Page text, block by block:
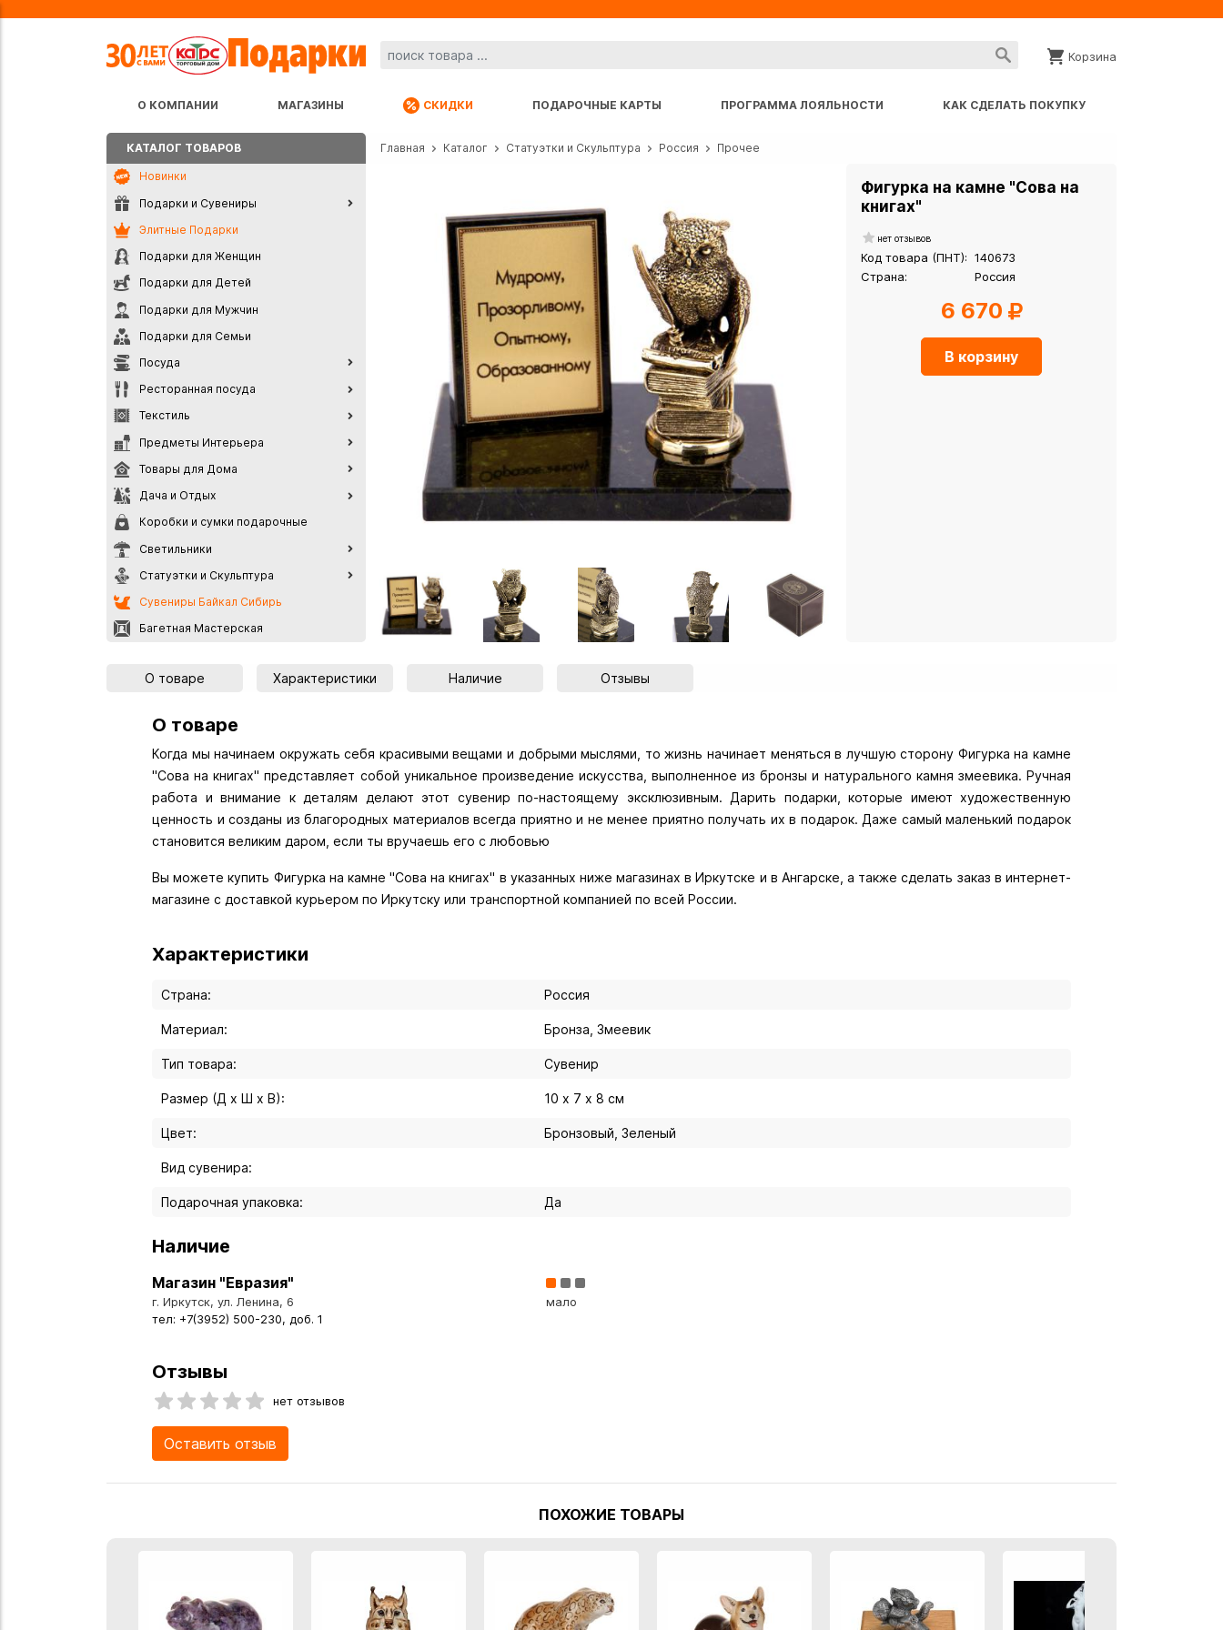
Корзина
О КОМПАНИИ МАГАЗИНЫ СКИДКИ ПОДАРОЧНЫЕ КАРТЫ ПРОГРАММА ЛОЯЛЬНОСТИ КАК СДЕЛАТЬ ПОКУПКУ
КАТАЛОГ ТОВАРОВ
Новинки
Подарки и Сувениры
Элитные Подарки
Подарки для Женщин
Подарки для Детей
Подарки для Мужчин
Подарки для Семьи
Посуда
Ресторанная посуда
Текстиль
Предметы Интерьера
Товары для Дома
Дача и Отдых
Коробки и сумки подарочные
Светильники
Статуэтки и Скульптура
Сувениры Байкал Сибирь
Багетная Мастерская
Главная Каталог Статуэтки и Скульптура Россия Прочее
Фигурка на камне "Сова на
книгах"
нет отзывов
Код товара (ПНТ): 140673
Страна:
Россия
6 670
В корзину
О товаре Характеристики Наличие Отзывы
О товаре
Когда мы начинаем окружать себя красивыми вещами и добрыми мыслями, то жизнь начинает меняться в лучшую сторону Фигурка на камне
"Сова на книгах" представляет собой уникальное произведение искусства, выполненное из бронзы и натурального камня змеевика. Ручная
работа и внимание к деталям делают этот сувенир по-настоящему эксклюзивным. Дарить подарки, которые имеют художественную
ценность и созданы из благородных материалов всегда приятно и не менее приятно получать их в подарок. Даже самый маленький подарок
становится великим даром, если ты вручаешь его с любовью
Вы можете купить Фигурка на камне "Сова на книгах" в указанных ниже магазинах в Иркутске и в Ангарске, а также сделать заказ в интернет-
магазине с доставкой курьером по Иркутску или транспортной компанией по всей России.
Характеристики
Страна: Россия
Материал: Бронза, Змеевик
Тип товара: Сувенир
Размер (Д х Ш х В): 10 х 7 х 8 см
Цвет: Бронзовый, Зеленый
Вид сувенира:
Подарочная упаковка: Да
Наличие
Магазин "Евразия"
г. Иркутск, ул. Ленина, 6
тел: +7(3952) 500-230, доб. 1
мало
Отзывы
нет отзывов
Оставить отзыв
ПОХОЖИЕ ТОВАРЫ